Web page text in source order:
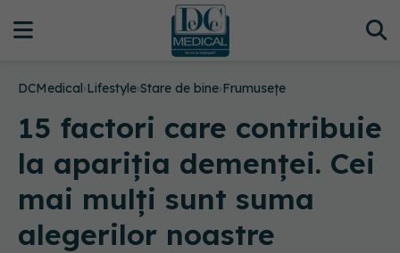
DCMedical›Lifestyle›Stare de bine›Frumusețe
15 factori care contribuie
la apariția demenței. Cei
mai mulți sunt suma
alegerilor noastre